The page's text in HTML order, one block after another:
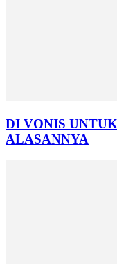
DI VONIS
ALASANNYA